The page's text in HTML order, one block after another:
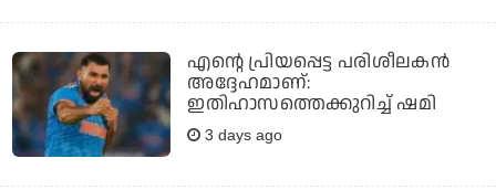
എന്റെ പ്രിയപ്പെട്ട പരിശീലകന്‍
അദ്ദേഹമാണ്:
ഇതിഹാസത്തെക്കുറിച്ച് ഷമി
3 days ago